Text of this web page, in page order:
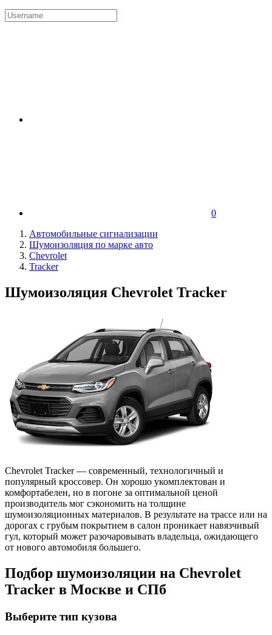
0
Автомобильные сигнализации
Шумоизоляция по марке авто
Chevrolet
Tracker
Шумоизоляция Chevrolet Tracker
Chevrolet Tracker — современный, технологичный и
популярный кроссовер. Он хорошо укомплектован и
комфортабелен, но в погоне за оптимальной ценой
производитель мог сэкономить на толщине
шумоизоляционных материалов. В результате на трассе или на
дорогах с грубым покрытием в салон проникает навязчивый
гул, который может разочаровывать владельца, ожидающего
от нового автомобиля большего.
Подбор шумоизоляции на Chevrolet
Tracker в Москве и СПб
Выберите тип кузова